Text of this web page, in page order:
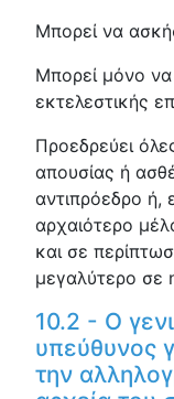
Μπορεί να
Μπορεί μόνο να
εκτελεστικής
Προεδρεύει
απουσίας ή
αντιπρόεδρο ή,
αρχαιότερο
και σε
μεγαλύτερο σε
10.2 - Ο
υπεύθυνος
την